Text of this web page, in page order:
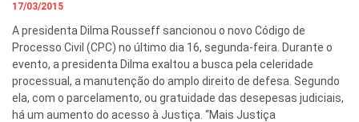
17/03/2015
A presidenta Dilma Rousseff sancionou o novo Código de
Processo Civil (CPC) no último dia 16, segunda-feira. Durante o
evento, a presidenta Dilma exaltou a busca pela celeridade
processual, a manutenção do amplo direito de defesa. Segundo
ela, com o parcelamento, ou gratuidade das desepesas judiciais,
há um aumento do acesso à Justiça. “Mais Justiça